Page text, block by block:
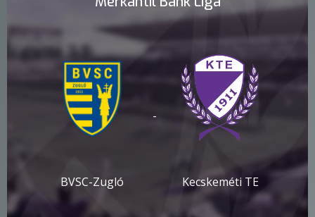
BVSC-Zugló
-
Kecskeméti TE